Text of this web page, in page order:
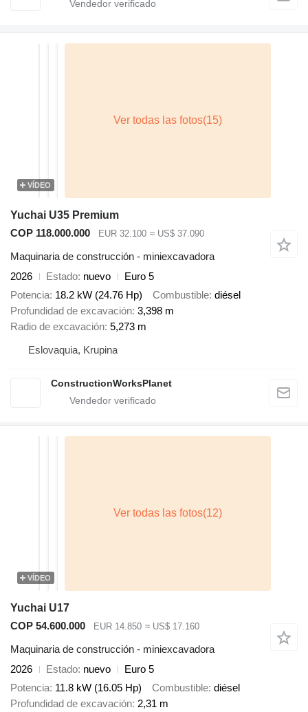
VÍDEO
Yuchai U35 Premium
COP 118.000.000
EUR 32.100 ≈ US$ 37.090
Maquinaria de construcción - miniexcavadora
2026
Estado nuevo
Euro 5
Potencia 18.2 kW (24.76 Hp) Combustible diésel
Profundidad de excavación 3,398 m
Radio de excavación 5,273 m
Eslovaquia, Krupina
ConstructionWorksPlanet
VÍDEO
Yuchai U17
COP 54.600.000
EUR 14.850 ≈ US$ 17.160
Maquinaria de construcción - miniexcavadora
2026
Estado nuevo
Euro 5
Potencia 11.8 kW (16.05 Hp) Combustible diésel
Profundidad de excavación 2,31 m